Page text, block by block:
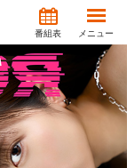
番組表 メニュー